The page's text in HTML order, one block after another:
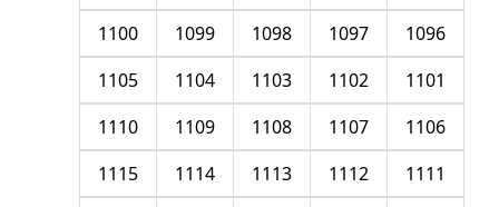
1096
1097
1098
1099
1100
1101
1102
1103
1104
1105
1106
1107
1108
1109
1110
1111
1112
1113
1114
1115